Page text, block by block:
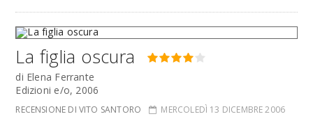
La figlia oscura
di Elena Ferrante
Edizioni e/o, 2006
RECENSIONE DI VITO SANTORO MERCOLEDÌ 13 DICEMBRE 2006